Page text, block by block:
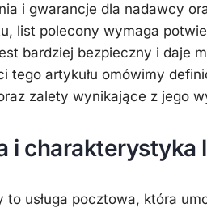
i gwarancje dla nadawcy
list polecony wymaga
bardziej bezpieczny i daje
tego artykułu omówimy
zalety wynikające z jego
i charakterystyka
to usługa pocztowa, która